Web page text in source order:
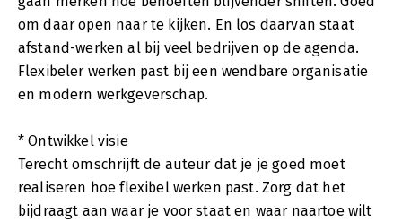
om daar open naar te kijken. En los daarvan staat
afstand-werken al bij veel bedrijven op de agenda.
Flexibeler werken past bij een wendbare organisatie
en modern werkgeverschap.
* Ontwikkel visie
Terecht omschrijft de auteur dat je je goed moet
realiseren hoe flexibel werken past. Zorg dat het
bijdraagt aan waar je voor staat en waar naartoe wilt